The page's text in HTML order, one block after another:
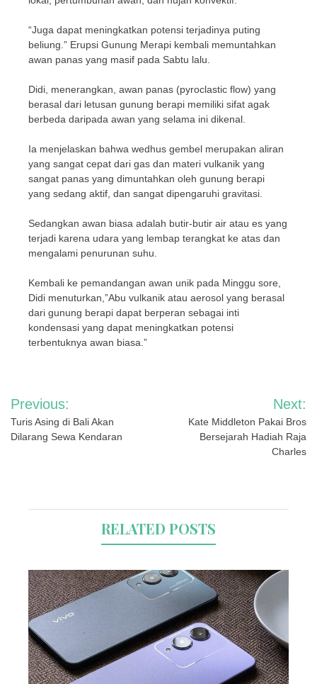
“Juga dapat meningkatkan potensi terjadinya puting
beliung.” Erupsi Gunung Merapi kembali memuntahkan
awan panas yang masif pada Sabtu lalu.
Didi, menerangkan, awan panas (pyroclastic flow) yang
berasal dari letusan gunung berapi memiliki sifat agak
berbeda daripada awan yang selama ini dikenal.
Ia menjelaskan bahwa wedhus gembel merupakan aliran
yang sangat cepat dari gas dan materi vulkanik yang
sangat panas yang dimuntahkan oleh gunung berapi
yang sedang aktif, dan sangat dipengaruhi gravitasi.
Sedangkan awan biasa adalah butir-butir air atau es yang
terjadi karena udara yang lembap terangkat ke atas dan
mengalami penurunan suhu.
Kembali ke pemandangan awan unik pada Minggu sore,
Didi menuturkan,”Abu vulkanik atau aerosol yang berasal
dari gunung berapi dapat berperan sebagai inti
kondensasi yang dapat meningkatkan potensi
terbentuknya awan biasa.”
Navigasi
pos
Previous:
Turis Asing di Bali Akan
Dilarang Sewa Kendaran
Next:
Kate Middleton Pakai Bros
Bersejarah Hadiah Raja
Charles
RELATED POSTS